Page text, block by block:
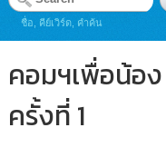
ชื่อ, คีย์เวิร์ด, คำค้น
คอมฯเพื่อน้อง
ครั้งที่ 1